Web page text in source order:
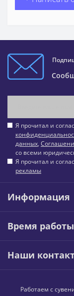
Я прочитал и
данных,
со всеми
Я прочитал и
рекламы
Информация
Время работы
Наши
Работаем с